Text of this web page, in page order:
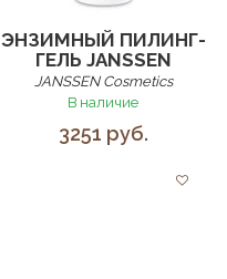
ЭНЗИМНЫЙ ПИЛИНГ-
ГЕЛЬ JANSSEN
JANSSEN Cosmetics
В наличие
3251 руб.